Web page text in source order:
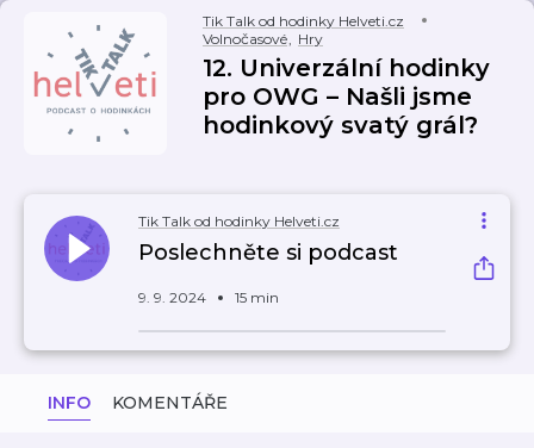
Tik Talk od hodinky Helveti.cz
Volnočasové, Hry
12. Univerzální hodinky
pro OWG – Našli jsme
hodinkový svatý grál?
Tik Talk od hodinky Helveti.cz
Poslechněte si podcast
9. 9. 2024 15 min
INFO KOMENTÁŘE